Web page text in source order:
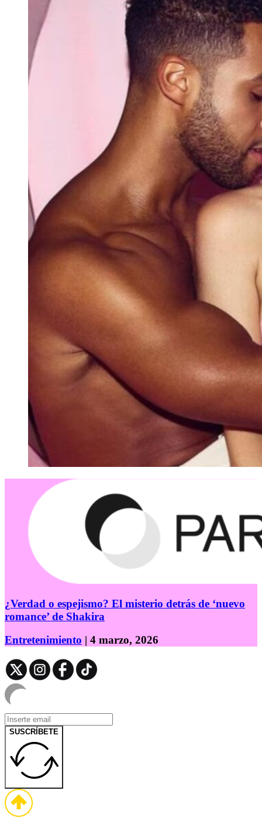
¿Verdad o espejismo? El misterio detrás de ‘nuevo
romance’ de Shakira
Entretenimiento | 4 marzo, 2026
SUSCRÍBETE